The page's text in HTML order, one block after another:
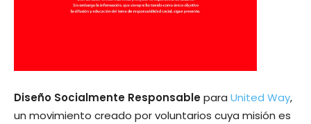
Diseño Socialmente Responsablepara United Way,
un movimiento creado por voluntarios cuya misión es